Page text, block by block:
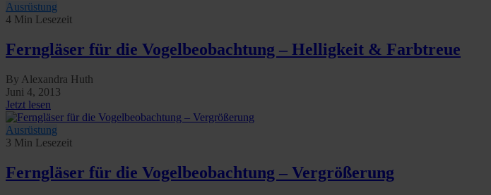
Ausrüstung
4 Min Lesezeit
Ferngläser für die Vogelbeobachtung – Helligkeit & Farbtreue
By Alexandra Huth
Juni 4, 2013
Jetzt lesen
Ausrüstung
3 Min Lesezeit
Ferngläser für die Vogelbeobachtung – Vergrößerung